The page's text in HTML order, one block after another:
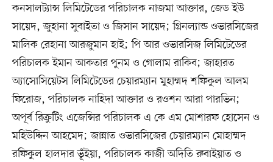
কনসালট্যান্স লিমিটেডের পরিচালক নাজমা আক্তার, জেড ইউ
সায়েদ, জুহানা সুবাইতা ও জিসান সায়েদ; গ্রিনল্যান্ড ওভারসিজের
মালিক রেহানা আরজুমান হাই; পি আর ওভারসিজ লিমিটেডের
পরিচালক ইমান আকতার পুনম ও গোলাম রাকিব; জাহারত
অ্যাসোসিয়েটস লিমিটেডের চেয়ারম্যান মুহাম্মদ শফিকুল আলম
ফিরোজ, পরিচালক নাহিদা আক্তার ও রওশন আরা পারভিন;
অপূর্ব রিক্রুটিং এজেন্সির পরিচালক এ কে এম মোশারফ হোসেন ও
মহিউদ্দিন আহমেদ; জান্নাত ওভারসিজের চেয়ারম্যান মোহাম্মদ
রফিকুল হালদার ভূঁইয়া, পরিচালক কাজী অদিতি রুবাইয়াত ও